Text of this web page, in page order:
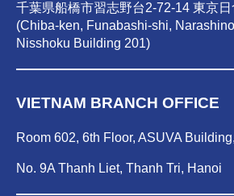
千葉県船橋市習志野台2-72-14 東京
(Chiba-ken, Funabashi-shi,
Nisshoku Building 201)
VIETNAM BRANCH OFFICE
Room 602, 6th Floor, ASUVA Building,
No. 9A Thanh Liet, Thanh Tri, Hanoi